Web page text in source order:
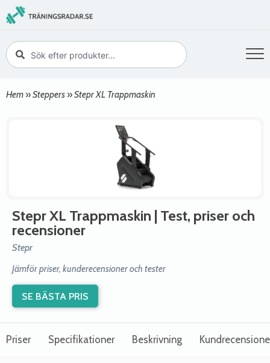
Hem »Steppers »Stepr XL Trappmaskin
Stepr XL Trappmaskin | Test, priser och
recensioner
Stepr
Jämför priser, kunderecensioner och tester
SE BÄSTA PRIS
Priser Specifikationer Beskrivning